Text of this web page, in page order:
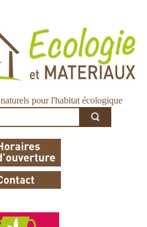
pour l'habitat écologique